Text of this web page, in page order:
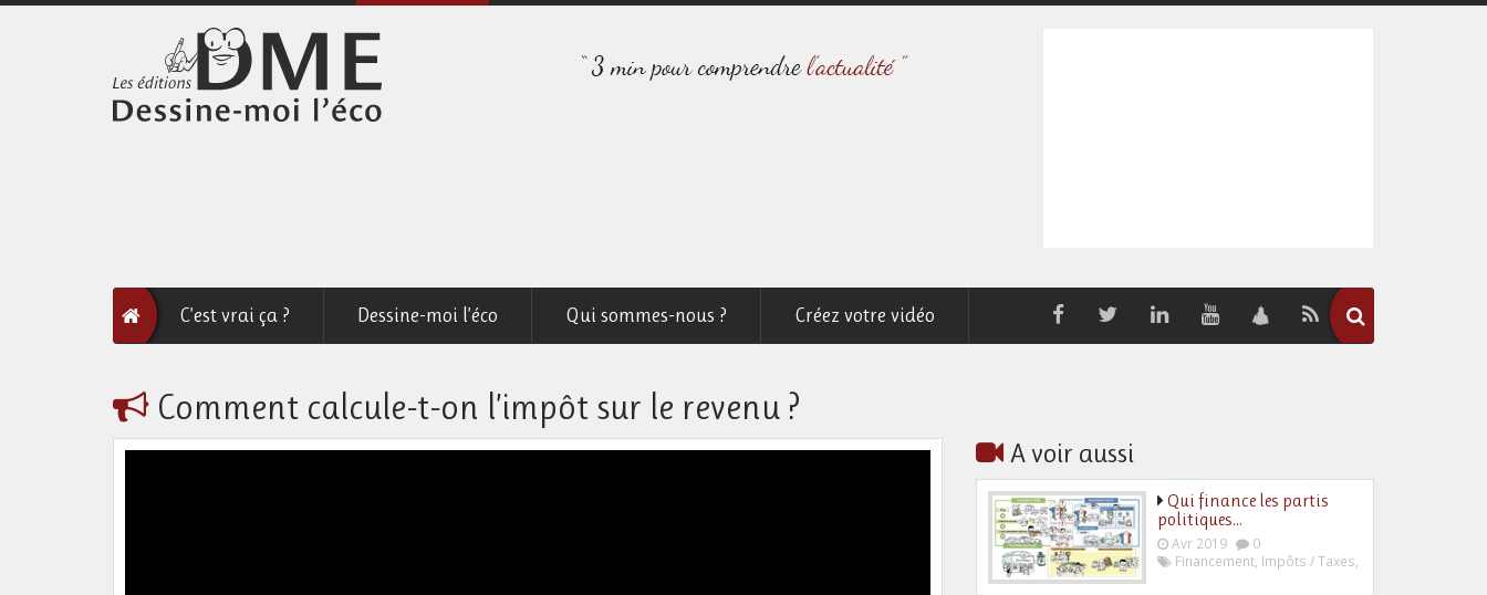
C’est vrai ça ? Dessine-moi l’éco Qui sommes-nous ? Créez votre vidéo
Comment calcule-t-on l’impôt sur le revenu ?
A voir aussi
Qui finance les partis
politiques…
Avr 2019
0
Financement Impôts / Taxes